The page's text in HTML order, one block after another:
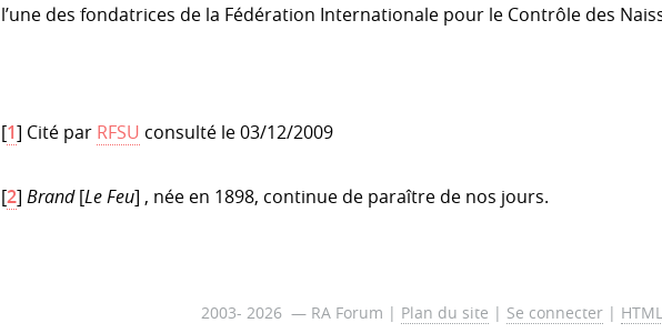
l’une des fondatrices de la Fédération Internationale pour le Contrôle des
[1] Cité par RFSU consulté le 03/12/2009
[2] Brand[Le Feu] , née en 1898, continue de paraître de nos jours.
2003- 2026 — RA Forum | Plan du site | Se connecter|